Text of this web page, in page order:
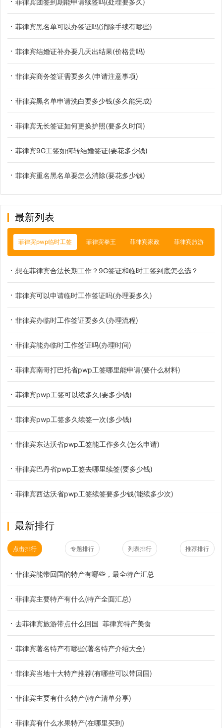
菲律宾团签到期能申请续签吗(处理要多久)
菲律宾黑名单可以办签证吗(消除手续有哪些)
菲律宾结婚证补办要几天出结果(价格贵吗)
菲律宾商务签证需要多久(申请注意事项)
菲律宾黑名单申请洗白要多少钱(多久能完成)
菲律宾无长签证如何更换护照(要多久时间)
菲律宾9G工签如何转结婚签证(要花多少钱)
菲律宾重名黑名单要怎么消除(要花多少钱)
最新列表
菲律宾pwp临时工签 菲律宾拳王 菲律宾家政 菲律宾旅游
想在菲律宾合法长期工作？9G签证和临时工签到底怎么选？
菲律宾可以申请临时工作签证吗(办理要多久)
菲律宾办临时工作签证要多久(办理流程)
菲律宾能办临时工作签证吗(办理时间)
菲律宾南哥打巴托省pwp工签哪里能申请(要什么材料)
菲律宾pwp工签可以续多久(要多少钱)
菲律宾pwp工签多久续签一次(多少钱)
菲律宾东达沃省pwp工签能工作多久(怎么申请)
菲律宾巴丹省pwp工签去哪里续签(要多少钱)
菲律宾西达沃省pwp工签续签要多少钱(能续多少次)
最新排行
点击排行 专题排行 列表排行 推荐排行
菲律宾能带回国的特产有哪些，最全特产汇总
菲律宾主要特产有什么(特产全面汇总)
去菲律宾旅游带点什么回国 菲律宾特产美食
菲律宾著名特产有哪些(著名特产介绍大全)
菲律宾当地十大特产推荐(有哪些可以带回国)
菲律宾主要有什么特产(特产清单分享)
菲律宾有什么水果特产(在哪里买到)